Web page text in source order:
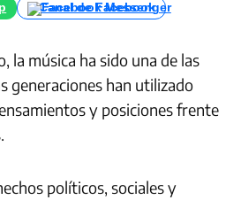
Canal de Facebook
la música ha sido una de las
generaciones han utilizado
y posiciones frente
políticos, sociales y